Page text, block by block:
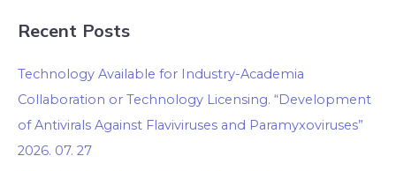
Recent Posts
Technology Available for Industry-Academia
Collaboration or Technology Licensing. “Development
of Antivirals Against Flaviviruses and Paramyxoviruses”
2026. 07. 27